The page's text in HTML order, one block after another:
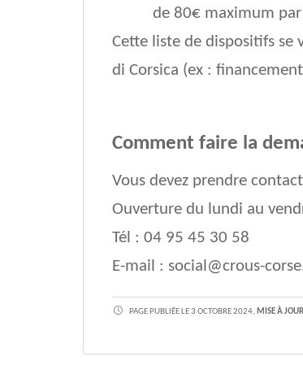
de 80€ maximum
Cette liste de dispositifs se
di Corsica (ex :
Comment faire la
Vous devez prendre
Ouverture du lundi au
Tél : 04 95 45 30 58
E-mail : social@crous-
PAGE PUBLIÉE LE 3 OCTOBRE 2024, MISE À JOUR